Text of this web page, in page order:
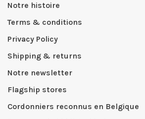
Notre histoire
Terms & conditions
Privacy Policy
Shipping & returns
Notre newsletter
Flagship stores
Cordonniers reconnus en Belgique